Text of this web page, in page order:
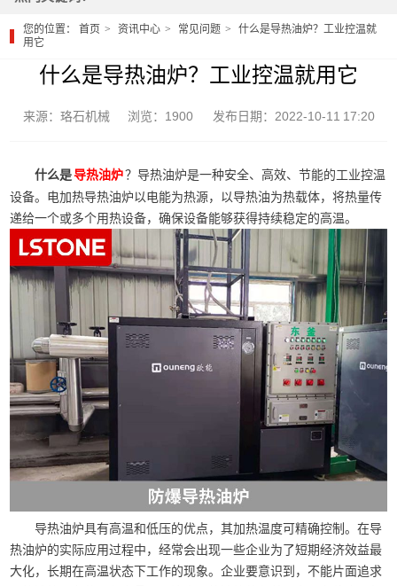
您的位置：首页 资讯中心 常见问题
什么是导热油炉？工业控温就
用它
什么是导热油炉？工业控温就用它
来源：珞石机械 浏览：1900 发布日期：2022-10-11 17:20
什么是导热油炉？导热油炉是一种安全、高效、节能的工业控温
设备。电加热导热油炉以电能为热源，以导热油为热载体，将热量传
递给一个或多个用热设备，确保设备能够获得持续稳定的高温。
导热油炉具有高温和低压的优点，其加热温度可精确控制。在导
热油炉的实际应用过程中，经常会出现一些企业为了短期经济效益最
大化，长期在高温状态下工作的现象。企业要意识到，不能片面追求